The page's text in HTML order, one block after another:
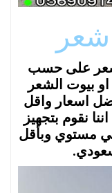
على حسب
بيوت الشعر
اسعار واقل
نقوم بتجهيز
مستوي وبأقل